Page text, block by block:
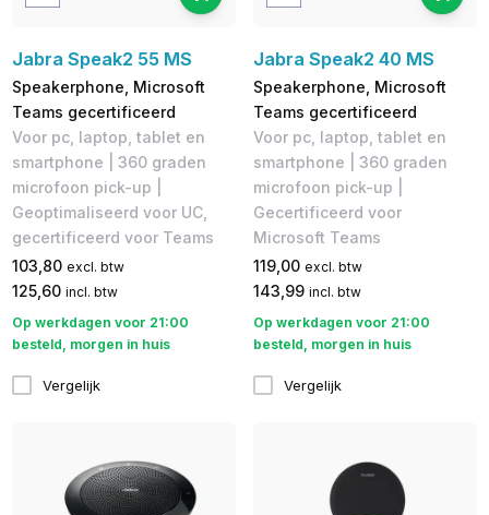
Jabra Speak2 55 MS
Speakerphone, Microsoft
Teams gecertificeerd
Voor pc, laptop, tablet en
smartphone | 360 graden
microfoon pick-up |
Geoptimaliseerd voor UC,
gecertificeerd voor Teams
103,80 excl. btw
125,60 incl. btw
Op werkdagen voor 21:00
besteld, morgen in huis
Vergelijk
Jabra Speak2 40 MS
Speakerphone, Microsoft
Teams gecertificeerd
Voor pc, laptop, tablet en
smartphone | 360 graden
microfoon pick-up |
Gecertificeerd voor
Microsoft Teams
119,00 excl. btw
143,99 incl. btw
Op werkdagen voor 21:00
besteld, morgen in huis
Vergelijk